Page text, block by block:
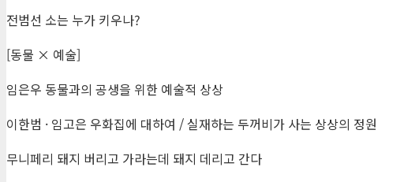
전범선 소는 누가 키우나?
[동물 × 예술]
임은우 동물과의 공생을 위한 예술적 상상
이한범 · 임고은 우화집에 대하여 / 실재하는 두꺼비가 사는 상상의 정원
무니페리 돼지 버리고 가라는데 돼지 데리고 간다